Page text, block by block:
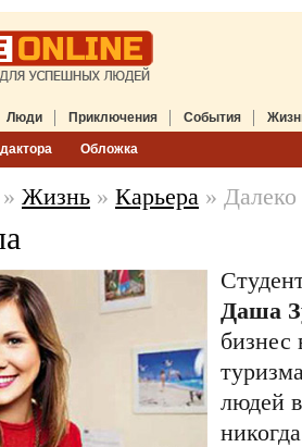
Обложка
Люди Приключения События
» Жизнь » Карьера »
Даша
бизнес
людей